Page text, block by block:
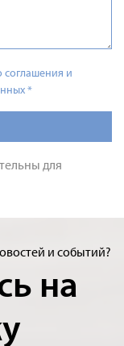
соглашения и
*
для
и событий?
на